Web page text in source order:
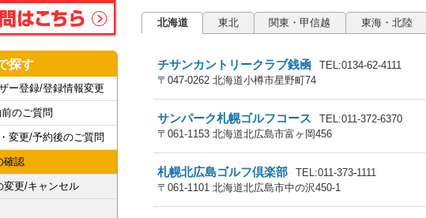
探す
ー登録/登録情報変更
のご質問
変更/予約後のご質問
確認
変更/キャンセル
北海道 東北 関東・甲信越 東海・北陸
チサンカントリークラブ銭凾
TEL:0134-62-4111
〒047-0262 北海道小樽市星野町74
サンパーク札幌ゴルフコース
TEL:011-372-6370
〒061-1153 北海道北広島市富ヶ岡456
札幌北広島ゴルフ倶楽部
TEL:011-373-1111
〒061-1101 北海道北広島市中の沢450-1